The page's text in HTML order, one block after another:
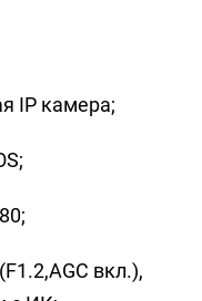
IP камера;